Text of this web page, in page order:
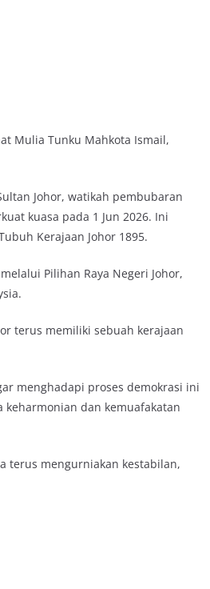
Mulia Tunku Mahkota Ismail,
Johor, watikah pembubaran
kuasa pada 1 Jun 2026. Ini
Kerajaan Johor 1895.
Pilihan Raya Negeri Johor,
terus memiliki sebuah kerajaan
menghadapi proses demokrasi ini
dan kemuafakatan
terus mengurniakan kestabilan,